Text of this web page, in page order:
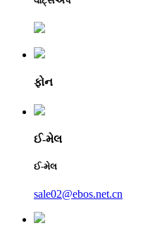
ફોન
ઈ-મેલ
ઈ-મેલ
sale02@ebos.net.cn